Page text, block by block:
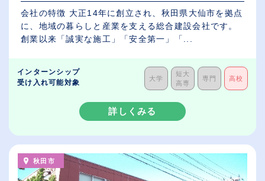
会社の特徴 大正14年に創立され、秋田県大仙市を拠点
に、地域の暮らしと産業を支える総合建設会社です。
創業以来「誠実な施工」「安全第一」「...
インターンシップ
受け入れ可能対象
大学
短大
高専
専門 高校
詳しくみる
秋田市